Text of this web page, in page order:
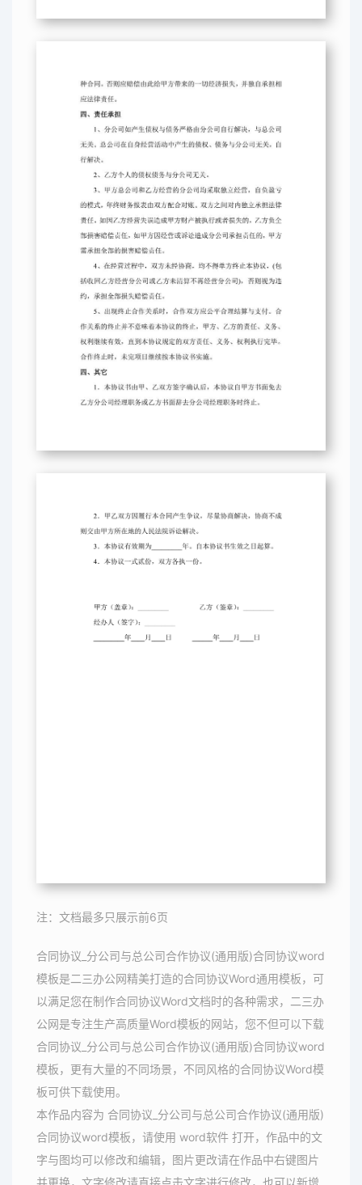
注：文档最多只展示前6页
合同协议_分公司与总公司合作协议(通用版)合同协议word
模板是二三办公网精美打造的合同协议Word通用模板，可
以满足您在制作合同协议Word文档时的各种需求，二三办
公网是专注生产高质量Word模板的网站，您不但可以下载
合同协议_分公司与总公司合作协议(通用版)合同协议word
模板，更有大量的不同场景，不同风格的合同协议Word模
板可供下载使用。
本作品内容为 合同协议_分公司与总公司合作协议(通用版)
合同协议word模板，请使用 word软件 打开，作品中的文
字与图均可以修改和编辑，图片更改请在作品中右键图片
并更换，文字修改请直接点击文字进行修改，也可以新增